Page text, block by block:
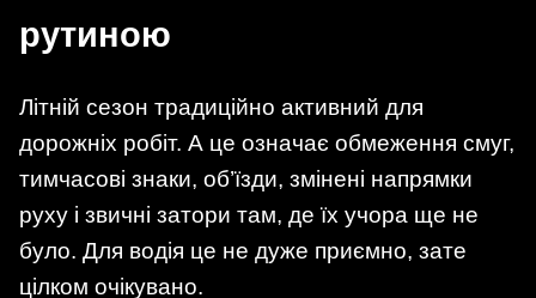
рутиною
Літній сезон традиційно активний для
дорожніх робіт. А це означає обмеження смуг,
тимчасові знаки, об’їзди, змінені напрямки
руху і звичні затори там, де їх учора ще не
було. Для водія це не дуже приємно, зате
цілком очікувано.